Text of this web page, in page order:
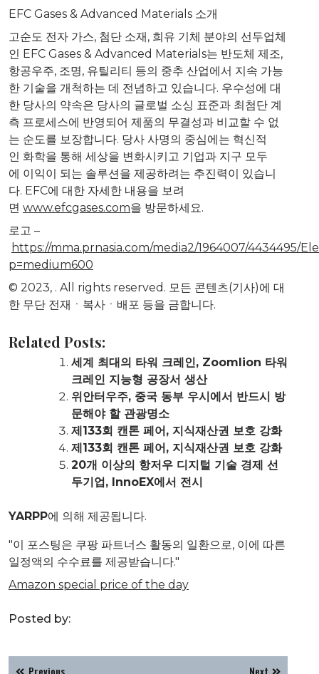
EFC Gases & Advanced Materials 소개
고순도 전자 가스, 첨단 소재, 희유 기체 분야의 선두업체
인 EFC Gases & Advanced Materials는 반도체 제조,
항공우주, 조명, 유틸리티 등의 중추 산업에서 지속 가능
한 기술을 개척하는 데 전념하고 있습니다. 우수성에 대
한 당사의 약속은 당사의 글로벌 소싱 표준과 최첨단 계
측 프로세스에 반영되어 제품의 무결성과 비교할 수 없
는 순도를 보장합니다. 당사 사명의 중심에는 혁신적
인 화학을 통해 세상을 변화시키고 기업과 지구 모두
에 이익이 되는 솔루션을 제공하려는 추진력이 있습니
다. EFC에 대한 자세한 내용을 보려
면 www.efcgases.com을 방문하세요.
로고 –
https://mma.prnasia.com/media2/1964007/4434495/
p=medium600
© 2023, . All rights reserved. 모든 콘텐츠(기사)에 대
한 무단 전재ㆍ복사ㆍ배포 등을 금합니다.
Related Posts:
세계 최대의 타워 크레인, Zoomlion 타워
크레인 지능형 공장서 생산
위안터우주, 중국 동부 우시에서 반드시 방
문해야 할 관광명소
제133회 캔톤 페어, 지식재산권 보호 강화
제133회 캔톤 페어, 지식재산권 보호 강화
20개 이상의 항저우 디지털 기술 경제 선
두기업, InnoEX에서 전시
YARPP에 의해 제공됩니다.
"이 포스팅은 쿠팡 파트너스 활동의 일환으로, 이에 따른
일정액의 수수료를 제공받습니다."
Amazon special price of the day
Posted by:
글 Previous Next